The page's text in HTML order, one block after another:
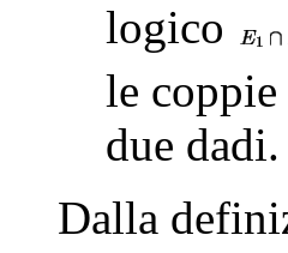
logico
le
due dadi.
Dalla